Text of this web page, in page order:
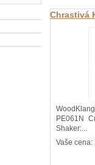
Chrastivá
PE061N
Shaker:...
Vaše cena: